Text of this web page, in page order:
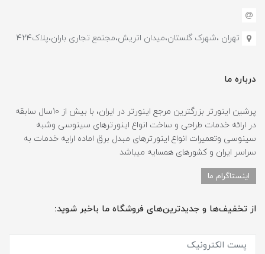
تهران ،شهرک گلستان،میدان اتریش،مجتمع تجاری باران،پلاک۴۲۴
درباره ما
پرشین اینورتر بزرگترین مرجع اینورتر در ایران، با بیش از 10سال سابقه
در ارائه خدمات طراحی و ساخت انواع اینورترهای سینوسی وشبه
سینوسی وتعمیرات انواع اینورترهای مبدل برق اماده ارایه خدمات به
سراسر ایران و کشورهای همسایه میباشد
اینستاگرام ما
از تخفیف‌ها و جدیدترین‌های فروشگاه ما باخبر شوید: